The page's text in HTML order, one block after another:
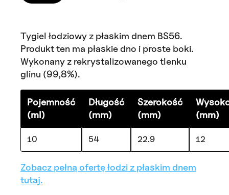
Tygiel łodziowy z płaskim dnem BS56.
Produkt ten ma płaskie dno i proste boki.
Wykonany z rekrystalizowanego tlenku
glinu (99,8%).
Pojemność
(ml)
Długość
(mm)
Szerokość
(mm)
(mm)
10 54 22.9 12
Zobacz pełną ofertę łodzi z płaskim dnem
tutaj.